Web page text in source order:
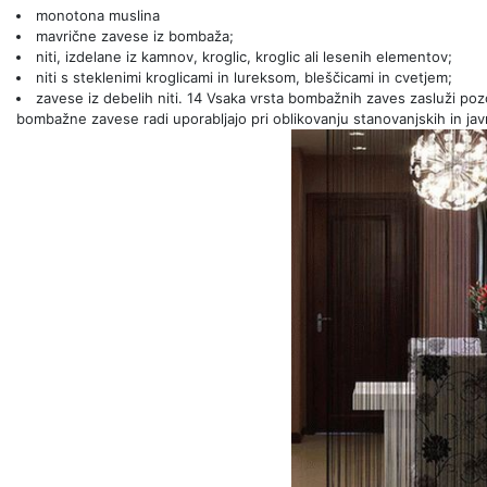
monotona muslina
mavrične zavese iz bombaža;
niti, izdelane iz kamnov, kroglic, kroglic ali lesenih elementov;
niti s steklenimi kroglicami in lureksom, bleščicami in cvetjem;
zavese iz debelih niti. 14 Vsaka vrsta bombažnih zaves zasluži
bombažne zavese radi uporabljajo pri oblikovanju stanovanjskih in